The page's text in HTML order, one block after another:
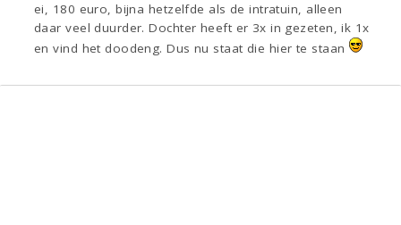
ei, 180 euro, bijna hetzelfde als de intratuin, alleen
daar veel duurder. Dochter heeft er 3x in gezeten, ik 1x
en vind het doodeng. Dus nu staat die hier te staan